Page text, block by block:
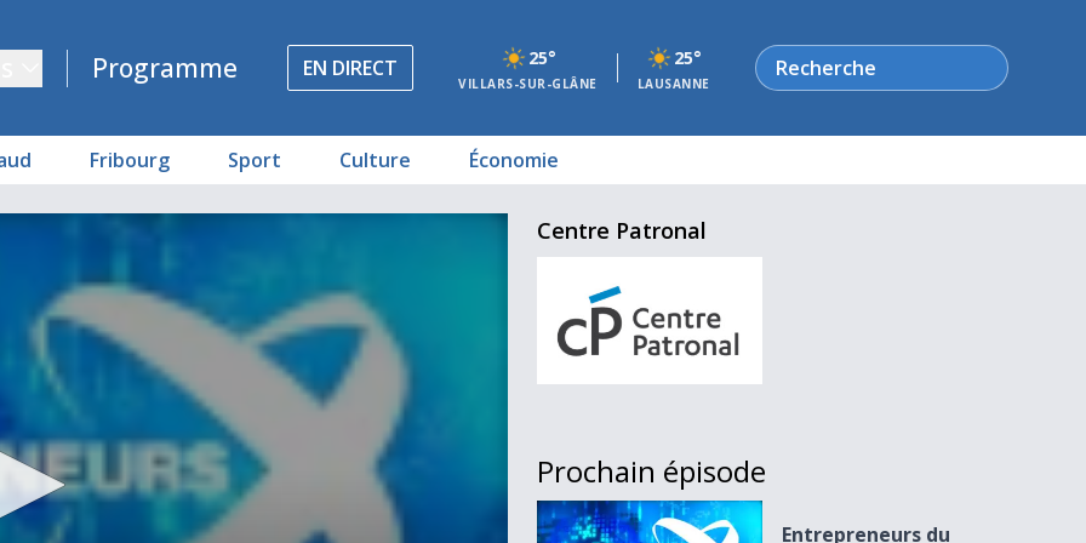
Programme EN DIRECT 25°
VILLARS-SUR-GLÂNE
25°
LAUSANNE
Rechercher
Fribourg Sport Culture Économie
Centre Patronal
Prochain épisode
Entrepreneurs du 30.03.17
Entrepreneurs du